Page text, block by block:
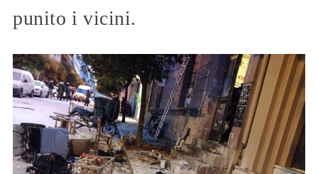
punito i vicini.